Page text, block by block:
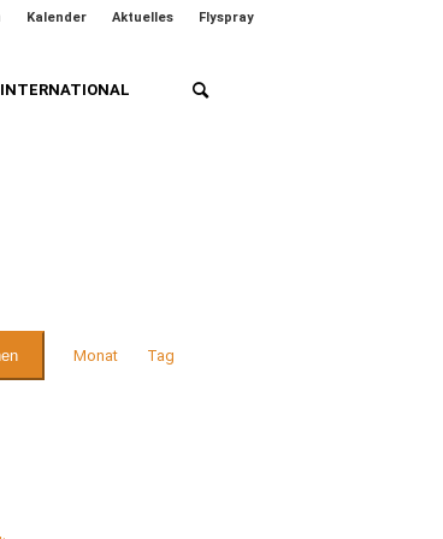
Kalender Aktuelles Flyspray
INTERNATIONAL
Ansichten-
Monat Tag